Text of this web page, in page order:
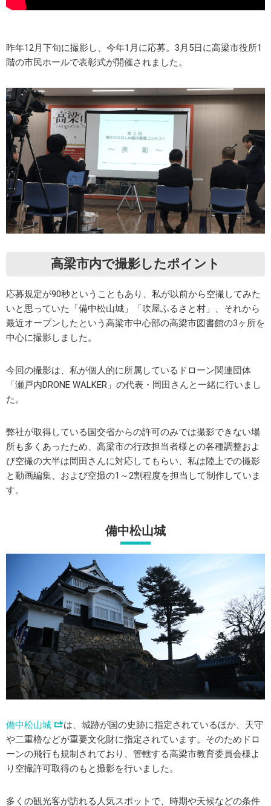
昨年12月下旬に撮影し、今年1月に応募。3月5日に高梁市役所1
階の市民ホールで表彰式が開催されました。
高梁市内で撮影したポイント
応募規定が90秒ということもあり、私が以前から空撮してみた
いと思っていた「備中松山城」「吹屋ふるさと村」、それから
最近オープンしたという高梁市中心部の高梁市図書館の3ヶ所を
中心に撮影しました。
今回の撮影は、私が個人的に所属しているドローン関連団体
「瀬戸内DRONE WALKER」の代表・岡田さんと一緒に行いまし
た。
弊社が取得している国交省からの許可のみでは撮影できない場
所も多くあったため、高梁市の行政担当者様との各種調整およ
び空撮の大半は岡田さんに対応してもらい、私は陸上での撮影
と動画編集、および空撮の1～2割程度を担当して制作していま
す。
備中松山城
備中松山城
は、城跡が国の史跡に指定されているほか、天守
や二重櫓などが重要文化財に指定されています。そのためドロ
ーンの飛行も規制されており、管轄する高梁市教育委員会様よ
り空撮許可取得のもと撮影を行いました。
多くの観光客が訪れる人気スポットで、時期や天候などの条件